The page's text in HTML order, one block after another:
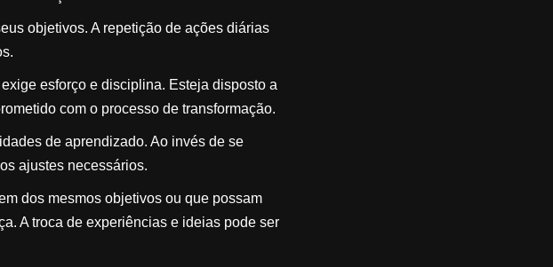
objetivos. A repetição de ações diárias
esforço e disciplina. Esteja disposto a
com o processo de transformação.
de aprendizado. Ao invés de se
ajustes necessários.
dos mesmos objetivos ou que possam
A troca de experiências e ideias pode ser